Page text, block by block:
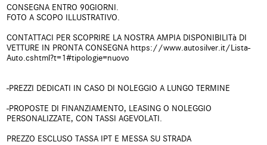
Chiusura centralizzata
Chiusura centralizzata
telecomandata
Climatizzatore
Climatizzatore automatico, 2 zone Controllo automatico clima
Controllo elettronico della corsia Controllo trazione
Controllo vocale Cruise Control
CONSEGNA ENTRO 90GIORNI.
FOTO A SCOPO ILLUSTRATIVO.
CONTATTACI PER SCOPRIRE LA NOSTRA AMPIA DISPONIBILITà DI
VETTURE IN PRONTA CONSEGNA https://www.autosilver.it/Lista-
Auto.cshtml?t=1#tipologie=nuovo
-PREZZI DEDICATI IN CASO DI NOLEGGIO A LUNGO TERMINE
-PROPOSTE DI FINANZIAMENTO, LEASING O NOLEGGIO
PERSONALIZZATE, CON TASSI AGEVOLATI.
PREZZO ESCLUSO TASSA IPT E MESSA SU STRADA